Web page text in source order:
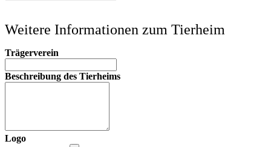
Weitere Informationen zum Tierheim
Trägerverein
Beschreibung des Tierheims
Logo